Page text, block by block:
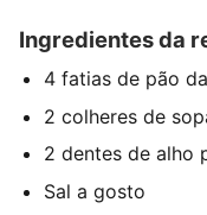
Ingredientes da
4 fatias de pão
2 colheres de
2 dentes de alho
Sal a gosto